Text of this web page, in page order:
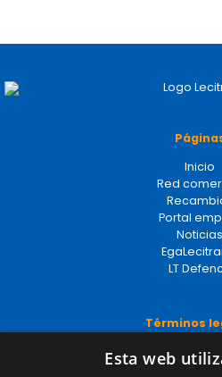
Inicio
Red
Portal
Noticias
LT
Términos
Aviso
Política de
Esta web